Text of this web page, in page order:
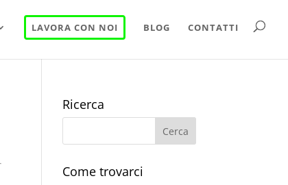
LAVORA CON NOI BLOG CONTATTI
Ricerca
Come trovarci